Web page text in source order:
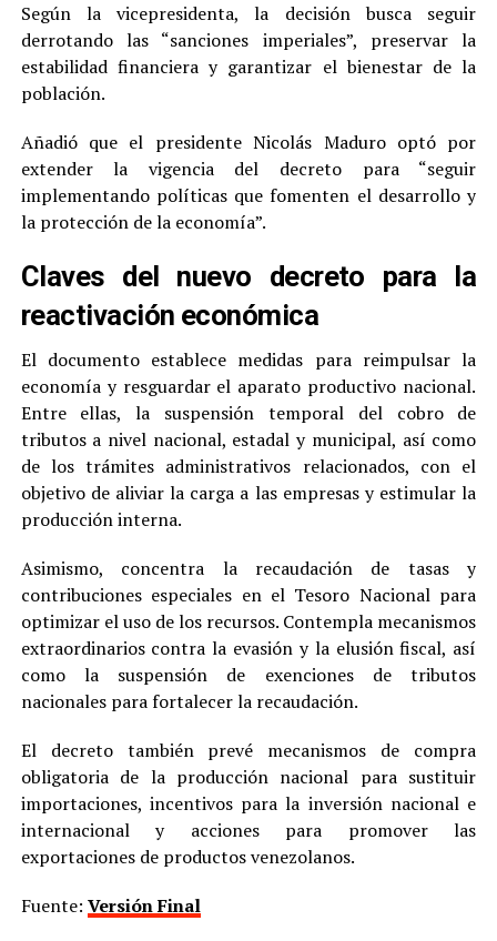
Según la vicepresidenta, la decisión busca seguir
derrotando las “sanciones imperiales”, preservar la
estabilidad financiera y garantizar el bienestar de la
población.
Añadió que el presidente Nicolás Maduro optó por
extender la vigencia del decreto para “seguir
implementando políticas que fomenten el desarrollo y
la protección de la economía”.
Claves del nuevo decreto para la
reactivación económica
El documento establece medidas para reimpulsar la
economía y resguardar el aparato productivo nacional.
Entre ellas, la suspensión temporal del cobro de
tributos a nivel nacional, estadal y municipal, así como
de los trámites administrativos relacionados, con el
objetivo de aliviar la carga a las empresas y estimular la
producción interna.
Asimismo, concentra la recaudación de tasas y
contribuciones especiales en el Tesoro Nacional para
optimizar el uso de los recursos. Contempla mecanismos
extraordinarios contra la evasión y la elusión fiscal, así
como la suspensión de exenciones de tributos
nacionales para fortalecer la recaudación.
El decreto también prevé mecanismos de compra
obligatoria de la producción nacional para sustituir
importaciones, incentivos para la inversión nacional e
internacional y acciones para promover las
exportaciones de productos venezolanos.
Fuente: Versión Final